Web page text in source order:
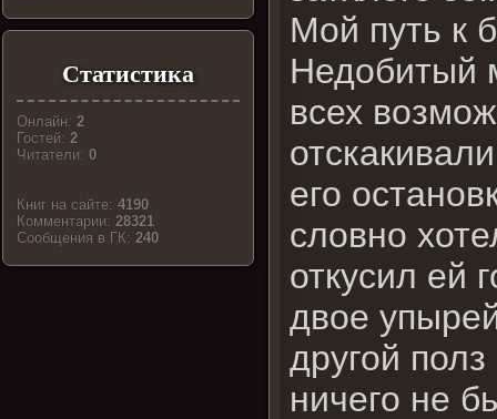
Статистика
Онлайн:2
Гостей:2
Читатели:0
Книг на сайте:4190
Комментарии:28321
Cообщения в ГК:240
Мой путь к
Недобитый
всех
его
словно
откусил ей
двое
другой
ничего не